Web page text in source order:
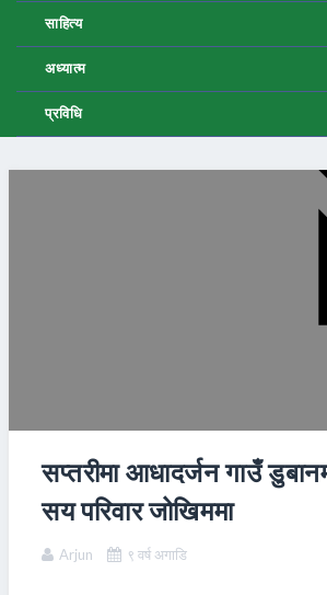
साहित्य
अध्यात्म
प्रविधि
सप्तरीमा आधादर्जन गाउँ
सय परिवार जोखिममा
Arjun ९ वर्ष अगाडि